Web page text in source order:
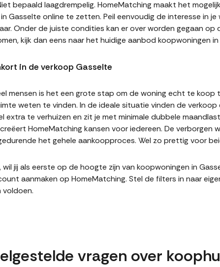
bepaald laagdrempelig. HomeMatching maakt het
Gasselte online te zetten. Peil eenvoudig de interesse in
Onder de juiste condities kan er over worden gegaan
kijk dan eens naar het huidige aanbod koopwoningen
in de verkoop Gasselte
mensen is het een grote stap om de woning echt te
weten te vinden. In de ideale situatie vinden de
extra te verhuizen en zit je met minimale dubbele
HomeMatching kansen voor iedereen. De
het gehele aankoopproces. Wel zo prettig voor
wil jij als eerste op de hoogte zijn van koopwoningen in
aanmaken op HomeMatching. Stel de filters in naar
voldoen.
vragen over